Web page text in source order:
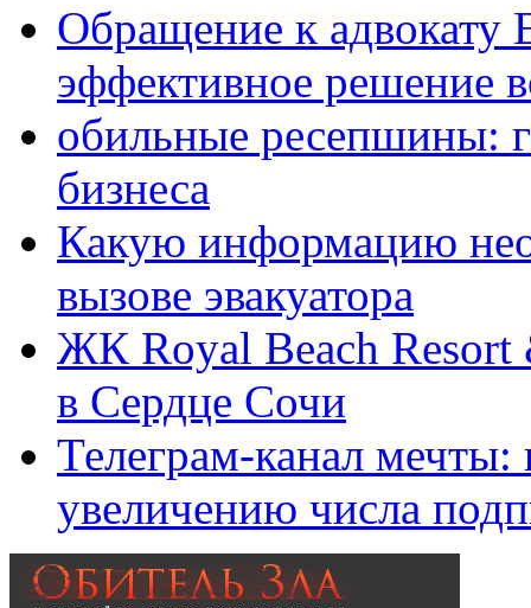
Обращение к адвокату
эффективное решение
обильные ресепшины:
бизнеса
Какую информацию
вызове эвакуатора
ЖК Royal Beach
в Сердце Сочи
Телеграм-канал мечты:
увеличению числа